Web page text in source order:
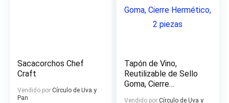
Sacacorchos Chef
Craft
Vendido por Círculo de Uva y
Pan
Tapón de Vino,
Reutilizable de Sello
Goma, Cierre
Vendido por Círculo de Uva y